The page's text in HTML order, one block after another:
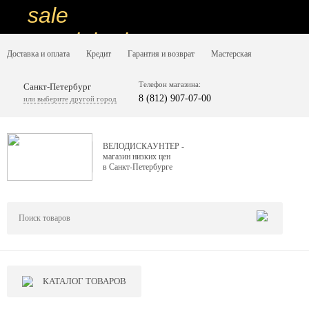
sale
special price
ну очень
вот дешево
sale
sale
Доставка и оплата Кредит Гарантия и возврат Мастерская
Санкт-Петербург
или выберите другой город
Телефон магазина:
8 (812) 907-07-00
ВЕЛОДИСКАУНТЕР -
магазин низких цен
в Санкт-Петербурге
КАТАЛОГ ТОВАРОВ